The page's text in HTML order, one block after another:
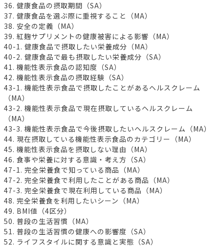
36. 健康食品の摂取期間（SA）
37. 健康食品を選ぶ際に重視すること（MA）
38. 安全の定義（MA）
39. 紅麹サプリメントの健康被害による影響（MA）
40-1. 健康食品で摂取したい栄養成分（MA）
40-2. 健康食品で最も摂取したい栄養成分（SA）
41. 機能性表示食品の認知度（SA）
42. 機能性表示食品の摂取経験（SA）
43-1. 機能性表示食品で摂取したことがあるヘルスクレーム
（MA）
43-2. 機能性表示食品で現在摂取しているヘルスクレーム
（MA）
43-3. 機能性表示食品で今後摂取したいヘルスクレーム（MA）
44. 現在摂取している機能性表示食品のカテゴリー（MA）
45. 機能性表示食品を摂取しない理由（MA）
46. 食事や栄養に対する意識・考え方（SA）
47-1. 完全栄養食で知っている商品（MA）
47-2. 完全栄養食で利用したことがある商品（MA）
47-3. 完全栄養食で現在利用している商品（MA）
48. 完全栄養食を利用したいシーン（MA）
49. BMI値（4区分）
50. 普段の生活習慣（MA）
51. 普段の生活習慣の健康への影響度（SA）
52. ライフスタイルに関する意識と実態（SA）